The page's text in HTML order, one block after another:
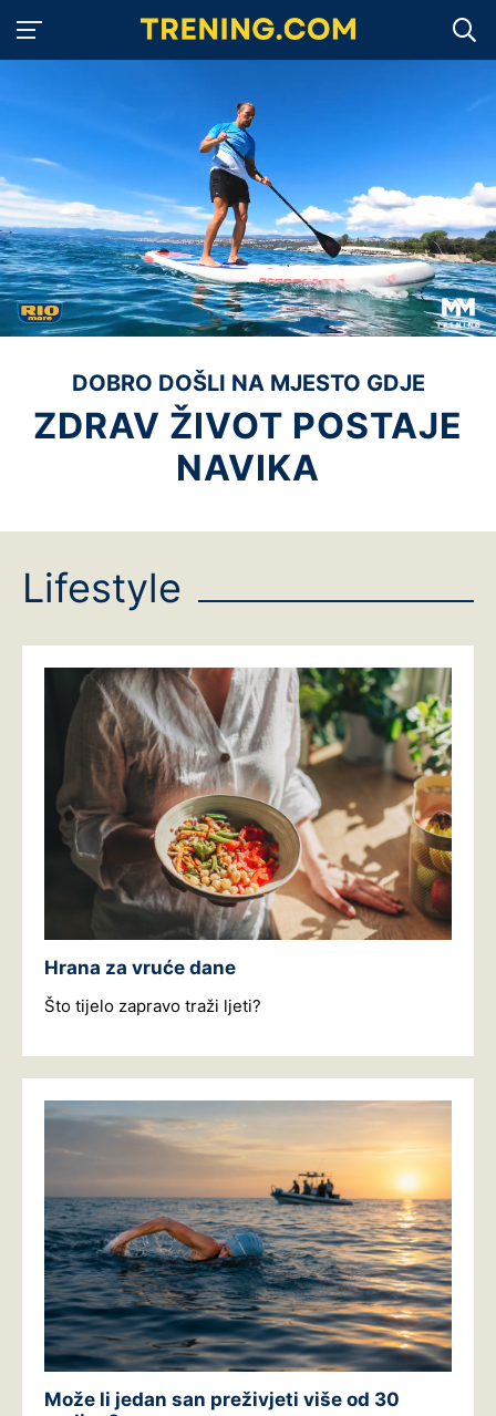
DOBRO DOŠLI NA MJESTO GDJE
ZDRAV ŽIVOT POSTAJE
NAVIKA
Lifestyle
Hrana za vruće dane
Što tijelo zapravo traži ljeti?
Može li jedan san preživjeti više od 30